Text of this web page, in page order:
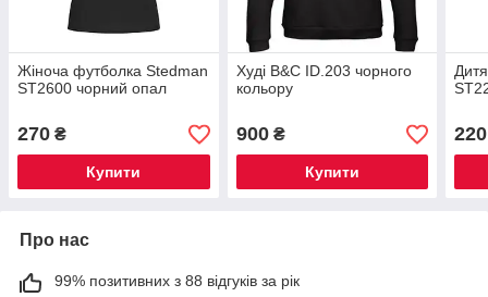
Жіноча футболка Stedman
ST2600 чорний опал
270 ₴
Купити
Худі B&C ID.203 чорного
кольору
900₴
Купити
220
Про нас
99% позитивних з 88 відгуків за рік